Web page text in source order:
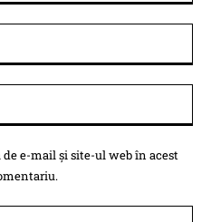
e-mail și site-ul web în acest